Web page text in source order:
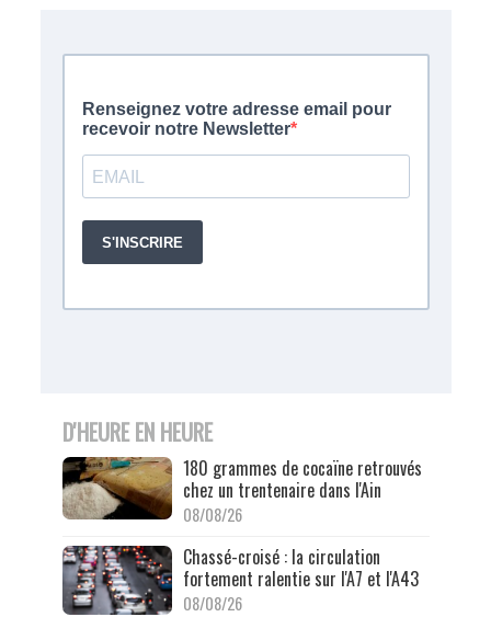
D'HEURE EN HEURE
180 grammes de cocaïne retrouvés
chez un trentenaire dans l'Ain
08/08/26
Chassé-croisé : la circulation
fortement ralentie sur l'A7 et l'A43
08/08/26